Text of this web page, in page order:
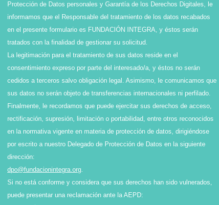
Protección de Datos personales y Garantía de los Derechos Digitales, le
informamos que el Responsable del tratamiento de los datos recabados
en el presente formulario es FUNDACIÓN INTEGRA, y éstos serán
tratados con la finalidad de gestionar su solicitud.
La legitimación para el tratamiento de sus datos reside en el
consentimiento expreso por parte del interesado/a, y éstos no serán
cedidos a terceros salvo obligación legal. Asimismo, le comunicamos que
sus datos no serán objeto de transferencias internacionales ni perfilado.
Finalmente, le recordamos que puede ejercitar sus derechos de acceso,
rectificación, supresión, limitación o portabilidad, entre otros reconocidos
en la normativa vigente en materia de protección de datos, dirigiéndose
por escrito a nuestro Delegado de Protección de Datos en la siguiente
dirección:
dpo@fundacionintegra.org.
Si no está conforme y considera que sus derechos han sido vulnerados,
puede presentar una reclamación ante la AEPD: